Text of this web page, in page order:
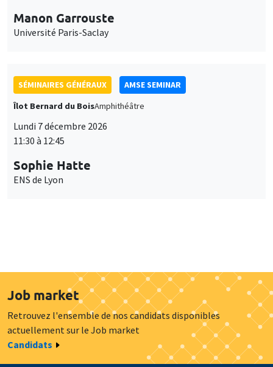
Manon Garrouste
Université Paris-Saclay
SÉMINAIRES GÉNÉRAUX
AMSE SEMINAR
Îlot Bernard du BoisAmphithéâtre
Lundi 7 décembre 2026
11:30 à 12:45
Sophie Hatte
ENS de Lyon
Job market
Retrouvez l'ensemble de nos candidats disponibles
actuellement sur le Job market
Candidats